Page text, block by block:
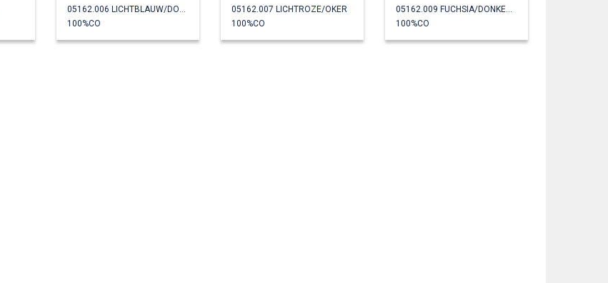
100%CO
05162.007 LICHTROZE/OKER
100%CO
100%CO